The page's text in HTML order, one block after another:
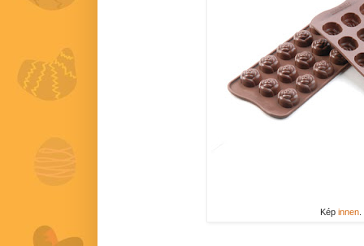
Képinnen.